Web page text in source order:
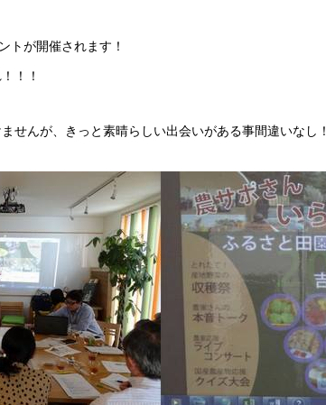
トが開催されます！
！！
せんが、きっと素晴らしい出会いがある事間違いなし！